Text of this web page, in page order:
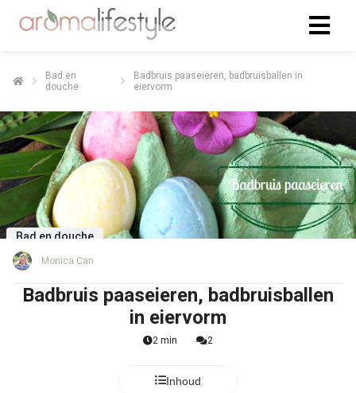
Bad en
douche
Badbruis paaseieren, badbruisballen in
eiervorm
Bad en douche
Monica Can
Badbruis paaseieren, badbruisballen
in eiervorm
2 min 2
Inhoud